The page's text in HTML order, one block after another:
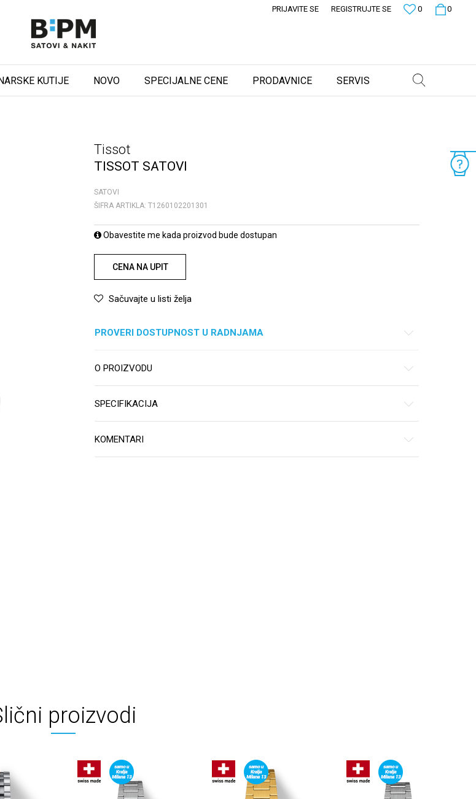
0
0
PRIJAVITE SE REGISTRUJTE SE
KUTIJE NOVO SPECIJALNE CENE PRODAVNICE SERVIS
Tissot
TISSOT SATOVI
SATOVI
ŠIFRA ARTIKLA: T1260102201301
Obavestite me kada proizvod bude dostupan
CENA NA UPIT
Sačuvajte u listi želja
PROVERI DOSTUPNOST U RADNJAMA
O PROIZVODU
SPECIFIKACIJA
KOMENTARI
proizvodi